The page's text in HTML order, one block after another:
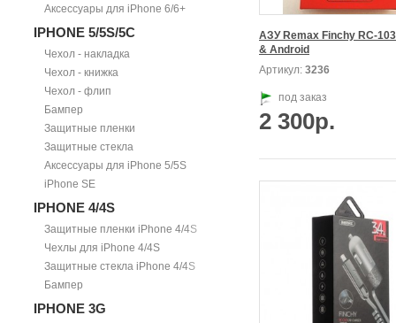
Аксессуары для iPhone 6/6+
IPHONE 5/5S/5С
Чехол - накладка
Чехол - книжка
Чехол - флип
Бампер
Защитные пленки
Защитные стекла
Аксессуары для iPhone 5/5S
iPhone SE
IPHONE 4/4S
Защитные пленки iPhone 4/4S
Чехлы для iPhone 4/4S
Защитные стекла iPhone 4/4S
Бампер
IPHONE 3G
АЗУ Remax Finchy RC-
& Android
Артикул: 3236
под заказ
2 300р.